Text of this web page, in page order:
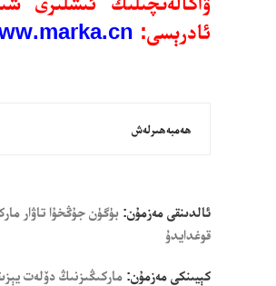
ئادرېسى:
ھەمبەھىرلەش
ئالدىنقى مەزمۇن: بۈگۈن جۇڭخۇا تاۋار
قوغدايدۇ
كېيىنكى مەزمۇن: ماركىڭىزنىڭ دۆلەت